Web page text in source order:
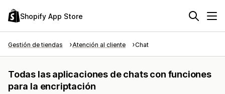
Shopify App Store
Gestión de tiendas Atención al cliente Chat
Todas las aplicaciones de chats con funciones
para la encriptación